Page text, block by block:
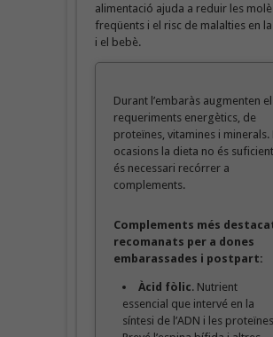
alimentació ajuda a reduir les
freqüents i el risc de malalties en
i el bebè.
Durant l’embaràs augmenten
requeriments energètics, de
proteïnes, vitamines i minerals.
ocasions la dieta no és
és necessari recórrer a
complements.
Complements més
recomanats per a dones
embarassades i postpart:
Àcid fòlic. Nutrient
essencial que intervé en la
síntesi de l’ADN i les